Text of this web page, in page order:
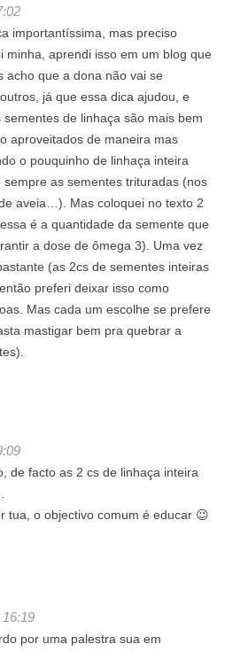
importantíssima, mas preciso
minha, aprendi isso em um blog que
acho que a dona não vai se
já que essa dica ajudou, e
de linhaça são mais bem
aproveitados de maneira mas
o pouquinho de linhaça inteira
as sementes trituradas (nos
aveia…). Mas coloquei no texto 2
é a quantidade da semente que
a dose de ômega 3). Uma vez
(as 2cs de sementes inteiras
preferi deixar isso como
Mas cada um escolhe se prefere
mastigar bem pra quebrar a
de facto as 2 cs de linhaça inteira
tua, o objectivo comum é educar 😉
por uma palestra sua em